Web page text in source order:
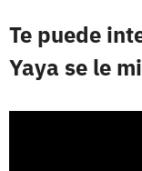
Te puede
Yaya se le